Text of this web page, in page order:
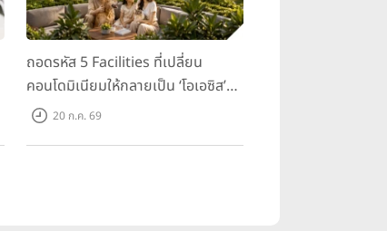
ถอดรหัส 5 Facilities ที่เปลี่ยน
คอนโดมิเนียมให้กลายเป็น ‘โอเอซิส’
ส่วนตัวกลางเมือง
20 ก.ค. 69